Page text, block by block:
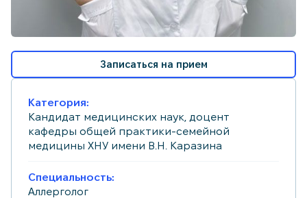
Категория:
Кандидат медицинских наук, доцент
кафедры общей практики-семейной
медицины ХНУ имени В.Н. Каразина
Специальность:
Аллерголог
Записаться на прием